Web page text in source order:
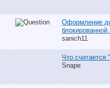
Оформление
блокированной
sanich11
Что считается
Snape